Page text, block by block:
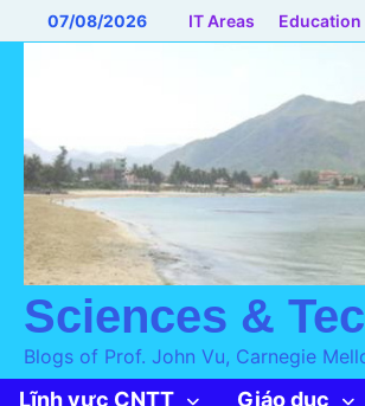
content
07/08/2026 IT Areas Education
Sciences &
Blogs of Prof. John Vu, Carnegie
Lĩnh vực CNTT Giáo dục